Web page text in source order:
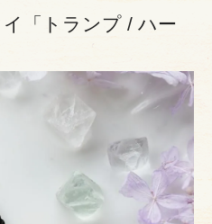
「トランプ / ハー